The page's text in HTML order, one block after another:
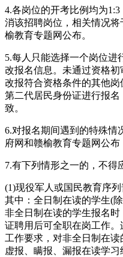
4.各岗位的开考比例均为
消该招聘岗位，相关情况
榆教育专题网公布。
5.每人只能选择一个岗位进
改报名信息。未通过资格
改报符合资格条件的其他
第二代居民身份证进行报
致。
6.对报名期间遇到的特殊情
府网和赣榆教育专题网公布
7.有下列情形之一的，不得
(1)现役军人或国民教育序
其中：全日制在读的学生(
非全日制在读的学生报名
证聘用后可全职在岗工作
工作要求，对非全日制在
虚报、瞒报、漏报在读学